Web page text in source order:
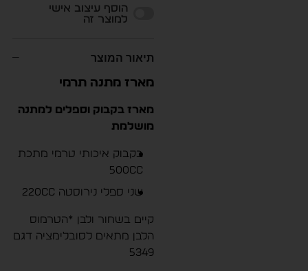
הוסף עיצוב אישי
למוצר זה
תיאור המוצר
מארז מתנה תרמי
מארז בקבוק וספלים למתנה
מושלמת
בקבוק איכותי טרמי מתכת
500cc
שני ספלי נירוסטה 220cc
קיים בשחור ולבן *הטרמוס
הלבן מתאים לסובלימציה דגם
5349